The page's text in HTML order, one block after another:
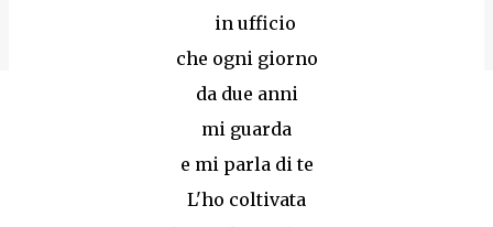
in ufficio
che ogni giorno
da due anni
mi guarda
e mi parla di te
L'ho coltivata